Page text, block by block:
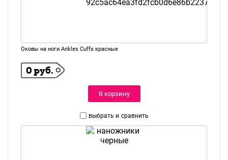
Оковы на ноги Ankles Cuffs красные
0 руб.
В корзину
выбрать и сравнить